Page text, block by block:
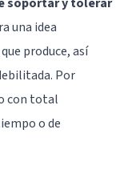
una idea
produce, así
Por
con total
o de